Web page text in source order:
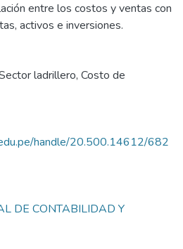
entre los costos y ventas con
activos e inversiones.
ladrillero, Costo de
handle/20.500.14612/682
DE CONTABILIDAD Y